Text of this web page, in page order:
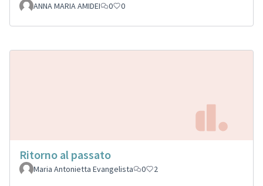
ANNA MARIA AMIDEI 0 0
Ritorno al passato
Maria Antonietta Evangelista 0 2